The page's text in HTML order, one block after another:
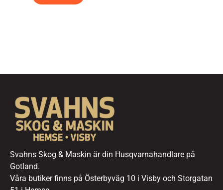
Svahns Skog & Maskin är din Husqvarnahandlare på
Gotland.
Våra butiker finns på Österbyväg 10 i Visby och Storgatan